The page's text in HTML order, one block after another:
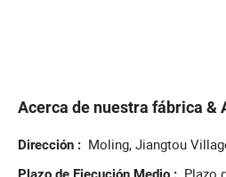
Acerca de nuestra fábrica &
Dirección Moling, Jiangtou
Plazo